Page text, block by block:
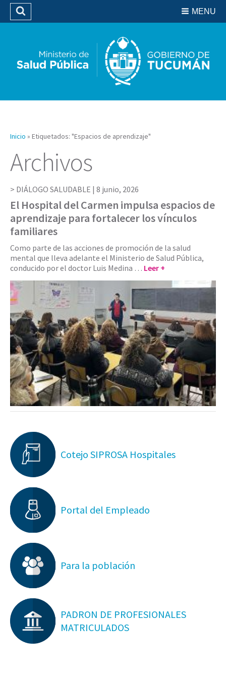
Biblioteca
MENU
Buscar
Inicio » Etiquetados: "Espacios de aprendizaje"
Archivos
DIÁLOGO SALUDABLE | 8 junio, 2026
El Hospital del Carmen impulsa espacios de
aprendizaje para fortalecer los vínculos
familiares
Como parte de las acciones de promoción de la salud
mental que lleva adelante el Ministerio de Salud Pública,
conducido por el doctor Luis Medina … Leer +
Cotejo SIPROSA Hospitales
Portal del Empleado
Para la población
PADRON DE PROFESIONALES
MATRICULADOS